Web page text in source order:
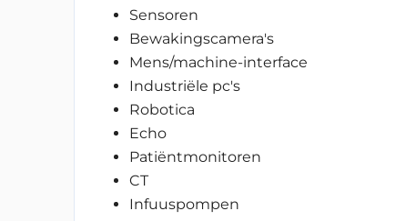
Sensoren
Bewakingscamera's
Mens/machine-interface
Industriële pc's
Robotica
Echo
Patiëntmonitoren
CT
Infuuspompen